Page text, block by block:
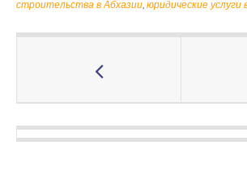
строительства в Абхазии,юридические услуги